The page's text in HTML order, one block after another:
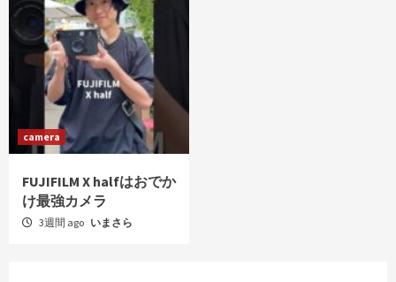
camera
FUJIFILM X halfはおでか
け最強カメラ
3週間 ago いまさら